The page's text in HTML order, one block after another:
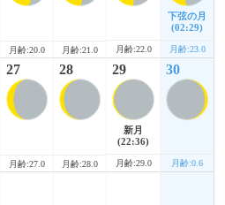
月齢:20.0 月齢:21.0 月齢:22.0
下弦の月
(02:29)
月齢:23.0
27
月齢:27.0
28
月齢:28.0
29
新月
(22:36)
月齢:29.0
30
月齢:0.6